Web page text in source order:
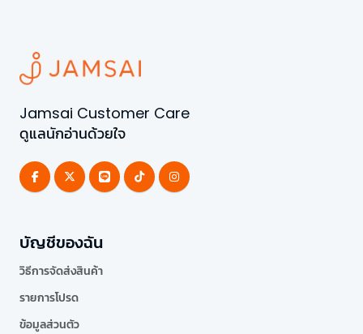
Jamsai Customer Care
ดูแลนักอ่านด้วยใจ
บัญชีของฉัน
วิธีการจัดส่งสินค้า
รายการโปรด
ข้อมูลส่วนตัว